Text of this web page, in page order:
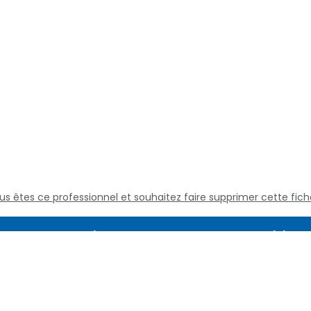
êtes ce professionnel et souhaitez faire supprimer cette
Assistance Juridique